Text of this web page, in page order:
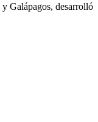
Galápagos, desarrolló